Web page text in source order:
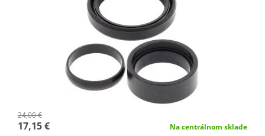
24,00 €
17,15 € Na centrálnom sklade